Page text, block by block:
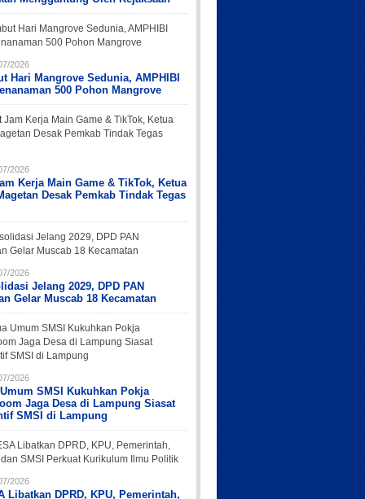
2026
Hari Mangrove Sedunia, AMPHIBI
500 Pohon Mangrove
2026
Kerja Main Game & TikTok, Ketua
Desak Pemkab Tindak Tegas
2026
Jelang 2029, DPD PAN
Gelar Muscab 18 Kecamatan
2026
SMSI Kukuhkan Pokja
Jaga Desa di Lampung Siasat
SMSI di Lampung
2026
Libatkan DPRD, KPU, Pemerintah,